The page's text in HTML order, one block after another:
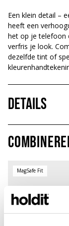
Een klein detail –
heeft een
het op je telefoon
verfris je look.
dezelfde tint of
Details
MagSafe Fit